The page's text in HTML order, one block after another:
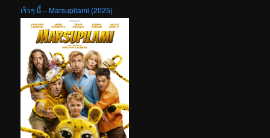
เร็วๆ นี้ – Marsupilami (2025)